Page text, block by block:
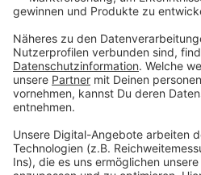
Details durch und
Video
Mehr
powered by
Management
Ein aufstrebender,
liebende Familie zu Hause –
Whitehouse scheint perfekt.
eine Vergewaltigung begehen?